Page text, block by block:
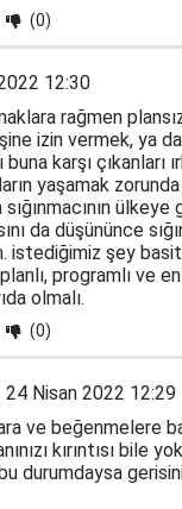
(0)
12:30
rağmen
izin vermek, ya
karşı çıkanları
yaşamak
da düşününce
istediğimiz şey basit;
programlı ve
olmalı.
(0)
24 Nisan 2022 12:29
ve beğenmelere
kırıntısı bile
durumdaysa